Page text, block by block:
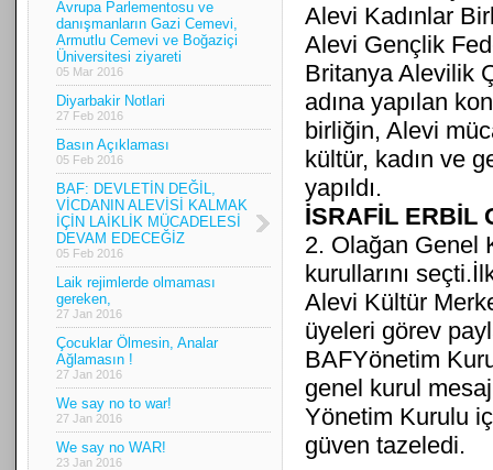
Avrupa Parlementosu ve
danışmanların Gazi Cemevi,
Armutlu Cemevi ve Boğaziçi
Üniversitesi ziyareti
05 Mar 2016
Diyarbakir Notlari
27 Feb 2016
Basın Açıklaması
05 Feb 2016
BAF: DEVLETİN DEĞİL,
VİCDANIN ALEVİSİ KALMAK
İÇİN LAİKLİK MÜCADELESİ
DEVAM EDECEĞİZ
05 Feb 2016
Laik rejimlerde olmaması
gereken,
27 Jan 2016
Çocuklar Ölmesin, Analar
Ağlamasın !
27 Jan 2016
We say no to war!
27 Jan 2016
We say no WAR!
23 Jan 2016
Alevi Kadınlar
Alevi Gençlik
Britanya Alevilik
adına yapılan
birliğin, Alevi
kültür, kadın ve
yapıldı.
İSRAFİL ERBİL
2. Olağan Genel
kurullarını
Alevi Kültür
üyeleri görev
BAFYönetim
genel kurul
Yönetim Kurulu
güven tazeledi.